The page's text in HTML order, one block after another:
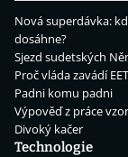
Nová superdávka:
dosáhne?
Sjezd sudetských
Proč vláda zavádí
Padni komu padni
Výpověď z práce vzor
Divoký kačer
Technologie